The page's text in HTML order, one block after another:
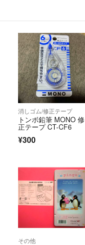
消しゴム/修正テープ
トンボ鉛筆 MONO 修
正テープ CT-CF6
¥300
その他